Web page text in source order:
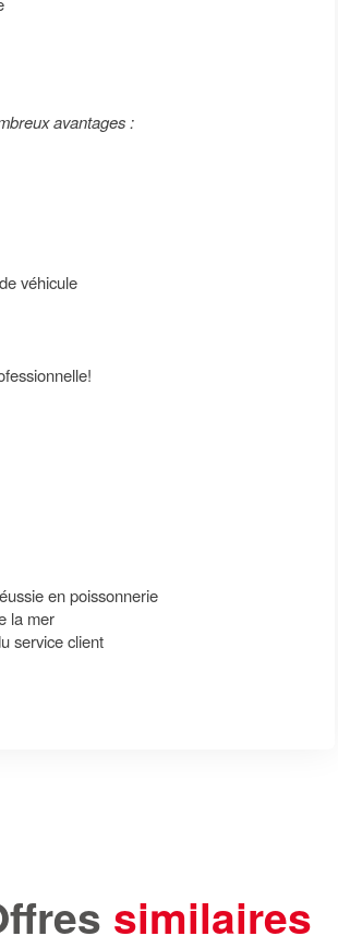
avantages :
véhicule
en poissonnerie
la mer
service client
similaires